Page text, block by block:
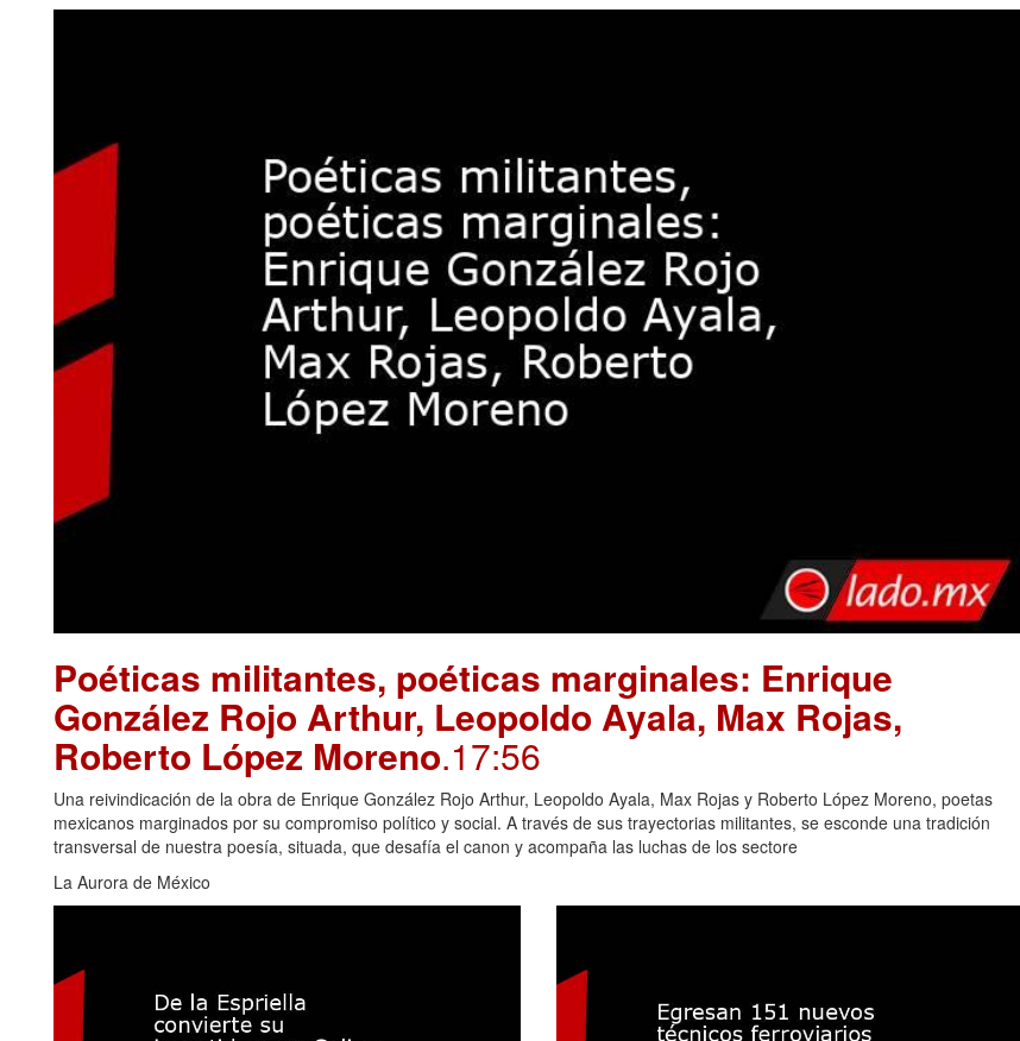
Poéticas militantes, poéticas marginales: Enrique
González Rojo Arthur, Leopoldo Ayala, Max Rojas,
Roberto López Moreno.17:56
Una reivindicación de la obra de Enrique González Rojo Arthur, Leopoldo Ayala, Max Rojas y Roberto López Moreno, poetas
mexicanos marginados por su compromiso político y social. A través de sus trayectorias militantes, se esconde una tradición
transversal de nuestra poesía, situada, que desafía el canon y acompaña las luchas de los sectore
La Aurora de México